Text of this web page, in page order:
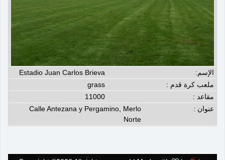
الإسم:
Estadio Juan Carlos Brieva
ملعب كرة قدم :
grass
مقاعد :
11000
عنوان :
Calle Antezana y Pergamino, Merlo
Norte